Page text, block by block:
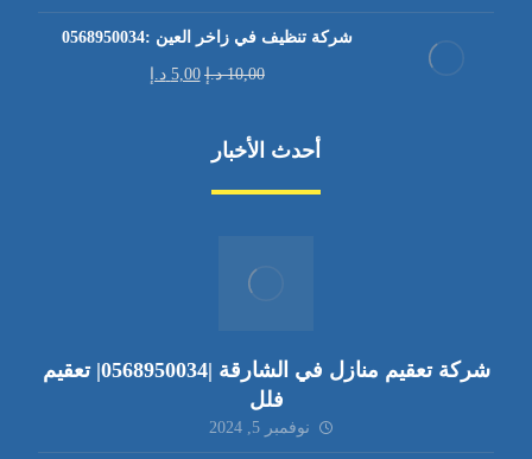
شركة تنظيف في زاخر العين :0568950034
10,00 د.إ 5,00 د.إ
أحدث الأخبار
شركة تعقيم منازل في الشارقة |0568950034| تعقيم
فلل
نوفمبر 5, 2024